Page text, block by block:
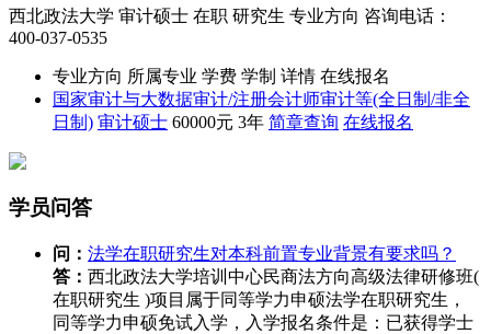
西北政法大学 审计硕士 在职 研究生 专业方向 咨询电话：
400-037-0535
专业方向 所属专业 学费 学制 详情 在线报名
国家审计与大数据审计/注册会计师审计等(全日制/非全
日制) 审计硕士 60000元 3年 简章查询 在线报名
学员问答
问： 法学在职研究生对本科前置专业背景有要求吗？
答： 西北政法大学培训中心民商法方向高级法律研修班(
在职研究生 )项目属于同等学力申硕法学在职研究生，
同等学力申硕免试入学，入学报名条件是：已获得学士